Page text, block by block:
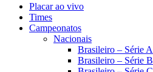
Placar ao vivo
Times
Campeonatos
Nacionais
Brasileiro – Série A
Brasileiro – Série B